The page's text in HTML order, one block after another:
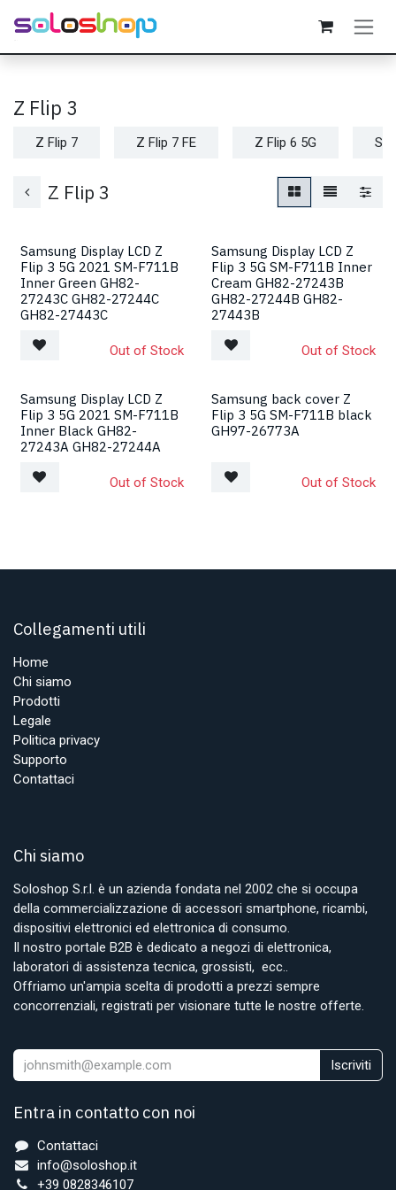
Passa al contenuto
Z Flip 3
Z Flip 7 Z Flip 7 FE Z Flip 6 5G
Z Flip 3
Samsung Display LCD Z
Flip 3 5G 2021 SM-F711B
Inner Green GH82-
27243C GH82-27244C
GH82-27443C
Out of Stock
Samsung Display LCD Z
Flip 3 5G SM-F711B Inner
Cream GH82-27243B
GH82-27244B GH82-
27443B
Out of Stock
Samsung Display LCD Z
Flip 3 5G 2021 SM-F711B
Inner Black GH82-
27243A GH82-27244A
Out of Stock
Samsung back cover Z
Flip 3 5G SM-F711B black
GH97-26773A
Out of Stock
Collegamenti utili
Home
Chi siamo
Prodotti
Legale
Politica privacy
Supporto
Contattaci
Chi siamo
Soloshop S.r.l. è un azienda fondata nel 2002 che si occupa
della commercializzazione di accessori smartphone, ricambi,
dispositivi elettronici ed elettronica di consumo.
Il nostro portale B2B è dedicato a negozi di elettronica,
laboratori di assistenza tecnica, grossisti, ecc..
Offriamo un'ampia scelta di prodotti a prezzi sempre
concorrenziali, registrati per visionare tutte le nostre offerte.
Iscriviti
Entra in contatto con noi
Contattaci
info@soloshop.it
+39 0828346107